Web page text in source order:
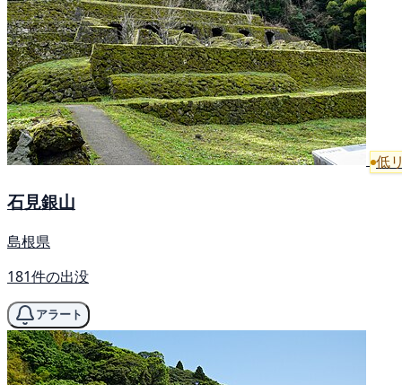
低
石見銀山
島根県
181件の出没
アラート